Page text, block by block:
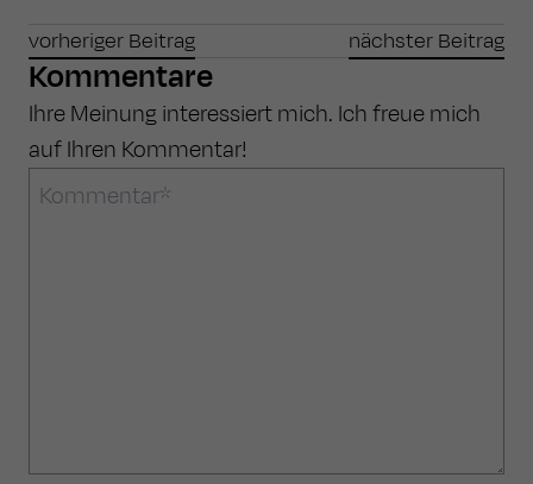
vorheriger Beitrag nächster Beitrag
Kommentare
Ihre Meinung interessiert mich. Ich freue mich
auf Ihren Kommentar!